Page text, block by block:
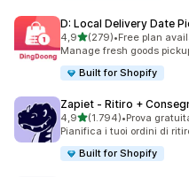
D: Local Delivery Date
4,9stelle su 5
(279)
279 recensioni totali
•Free plan
Manage fresh goods
Built for Shopify
Zapiet ‑ Ritiro +
4,9stelle su 5
(1.794)
1794 recensioni totali
•Prova
Pianifica i tuoi ordini di
Built for Shopify